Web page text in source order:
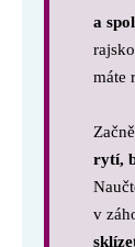
a
máte
rytí,
v